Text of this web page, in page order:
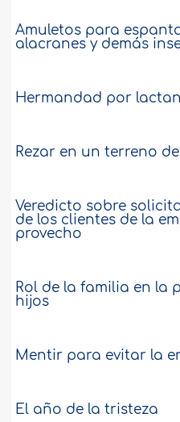
Amuletos para
alacranes y demás
Hermandad por
Rezar en un terreno
Veredicto sobre
de los clientes de la
provecho
Rol de la familia en la
hijos
Mentir para evitar la
El año de la tristeza